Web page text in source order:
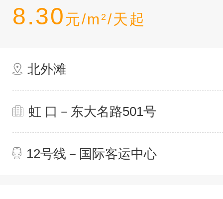
8.30 元/m 2 /天起
北外滩
虹 口－东大名路501号
12号线－国际客运中心